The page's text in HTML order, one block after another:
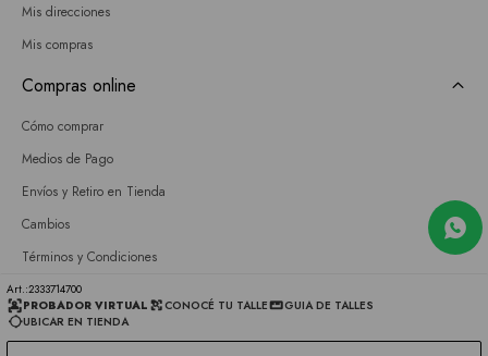
2333714700
PROBADOR VIRTUAL
CONOCÉ TU TALLE
GUIA DE TALLES
UBICAR EN TIENDA
Mis direcciones
Mis compras
Compras online
Cómo comprar
Medios de Pago
Envíos y Retiro en Tienda
Cambios
Términos y Condiciones
GIFT CARD
Empresa